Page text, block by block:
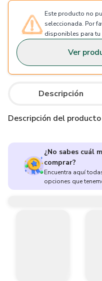
Este producto no
seleccionada. Por
disponibles para tu
Ver
Descripción
Descripción del producto
¿No sabes cuál
comprar?
Encuentra aquí
opciones que